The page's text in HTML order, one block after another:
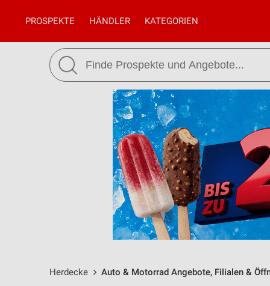
PROSPEKTE HÄNDLER KATEGORIEN
Herdecke Auto & Motorrad Angebote, Filialen &